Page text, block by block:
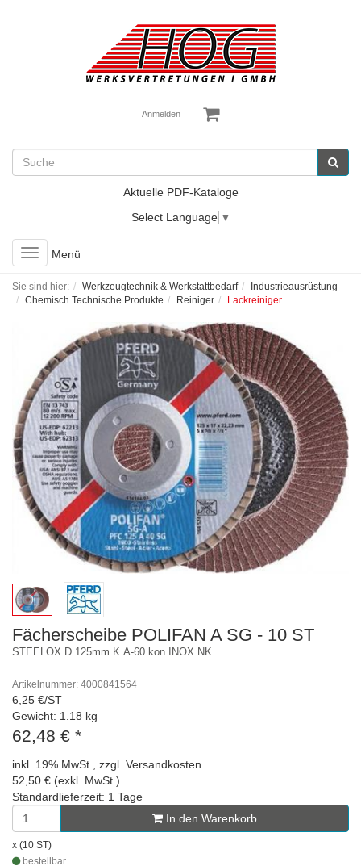
Anmelden
Aktuelle PDF-Kataloge
Select Language ▼
Toggle
navigation
Menü
Sie sind hier: Werkzeugtechnik & Werkstattbedarf
Industrieausrüstung
Chemisch Technische Produkte
Reiniger Lackreiniger
Fächerscheibe POLIFAN A SG - 10 ST
STEELOX D.125mm K.A-60 kon.INOX NK
Artikelnummer: 4000841564
6,25 €/ST
Gewicht: 1.18 kg
62,48 € *
inkl. 19% MwSt., zzgl. Versandkosten
52,50 € (exkl. MwSt.)
Standardlieferzeit: 1 Tage
In den Warenkorb
x (10 ST)
bestellbar